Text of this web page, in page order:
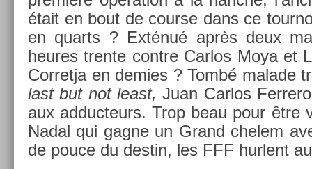
était en bout de co­ur­se dans ce
en quarts ? Exténué après deux
heures tren­te con­tre Car­los Moya et
Cor­ret­ja en de­m­ies ? Tombé mal­ade
last but not least, Juan Car­los
aux ad­ducteurs. Trop beau pour être
Nadal qui gagne un Grand chelem
de pouce du de­stin, les FFF hur­lent